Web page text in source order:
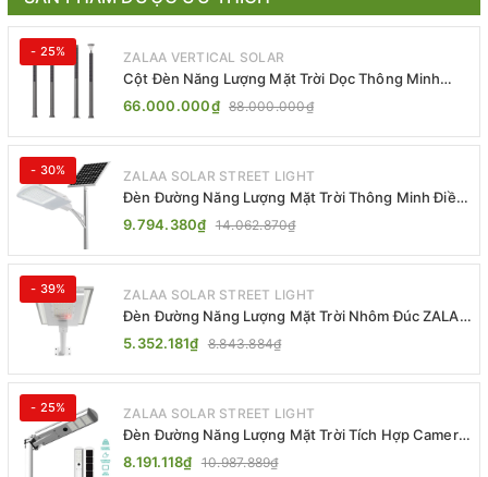
- 25% ZALAA VERTICAL SOLAR
Cột Đèn Năng Lượng Mặt Trời Dọc Thông Minh
ZSR-YYDS-360 | ZALAA Jsc
66.000.000₫ 88.000.000₫
- 30% ZALAA SOLAR STREET LIGHT
Đèn Đường Năng Lượng Mặt Trời Thông Minh Điều
Khiển MPPT ZL-GMX01 ZALAA
9.794.380₫ 14.062.870₫
- 39% ZALAA SOLAR STREET LIGHT
Đèn Đường Năng Lượng Mặt Trời Nhôm Đúc ZALAA
ZL-BWH Cao Cấp IP65
5.352.181₫ 8.843.884₫
- 25% ZALAA SOLAR STREET LIGHT
Đèn Đường Năng Lượng Mặt Trời Tích Hợp Camera
ZALAA ZL-BJ04-CCTV (80W, IP65)
8.191.118₫ 10.987.889₫